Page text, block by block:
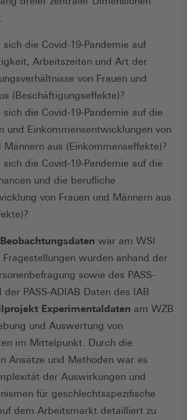
die Covid-19-Pandemie auf
Arbeitszeiten und Art der
von Frauen und
(Beschäftigungseffekte)?
die Covid-19-Pandemie auf die
und Einkommensentwicklungen von
Männern aus (Einkommenseffekte)?
die Covid-19-Pandemie auf die
und die berufliche
von Frauen und Männern aus
war am WSI
wurden anhand der
sowie des PASS-
der PASS-ADIAB Daten des IAB
Experimentaldaten am WZB
und Auswertung von
im Mittelpunkt. Durch die
Ansätze und Methoden war es
der Auswirkungen und
für geschlechtsspezifische
dem Arbeitsmarkt detailliert zu